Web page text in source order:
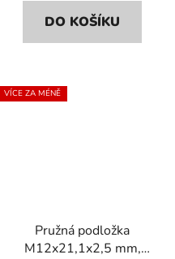
DO KOŠÍKU
VÍCE ZA MÉNĚ
Pružná podložka
M12x21,1x2,5 mm,